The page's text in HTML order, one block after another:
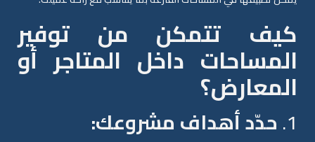
كيف تتمكن من توفير
المساحات داخل المتاجر أو
المعارض؟
1. حدّد أهداف مشروعك: